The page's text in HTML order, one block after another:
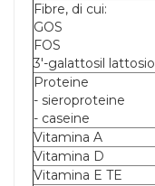
Fibre, di cui:
GOS
FOS
3'-galattosil lattosio
Proteine
- sieroproteine
- caseine
Vitamina A
Vitamina D
Vitamina E TE